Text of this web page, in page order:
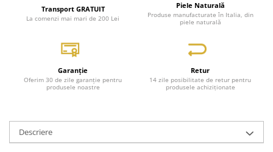
Transport GRATUIT
La comenzi mai mari de 200 Lei
Piele Naturală
Produse manufacturate în Italia, din
piele naturală
Garanție
Oferim 30 de zile garanție pentru
produsele noastre
Retur
14 zile posibilitate de retur pentru
produsele achiziționate
Descriere